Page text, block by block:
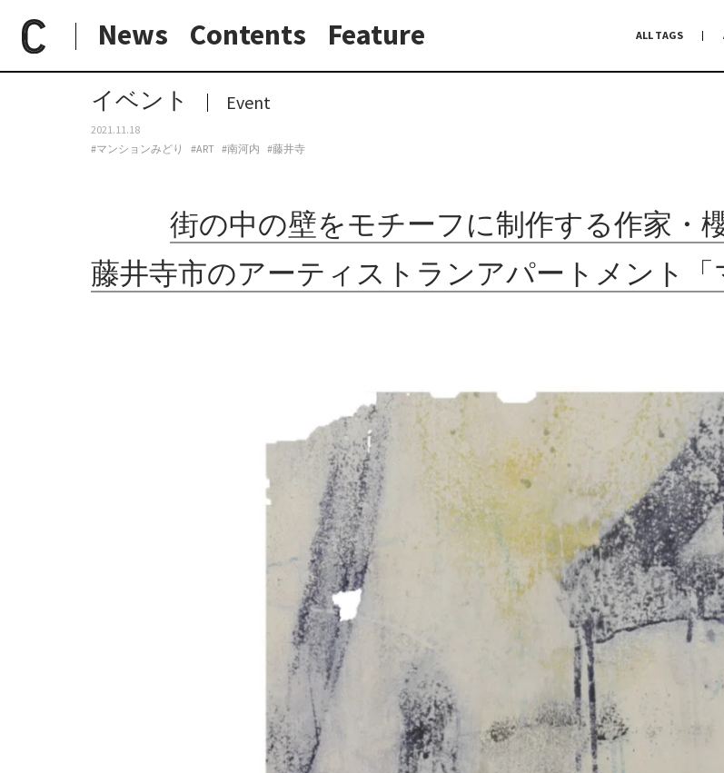
News Contents Feature ALL TAGS
日常と現場
paperC 今週のイベント
イベント Event
2021.11.18
#マンションみどり
#ART #南河内 #藤井寺
街の中の壁をモチーフに制作する作家・
藤井寺市のアーティストランアパートメント「